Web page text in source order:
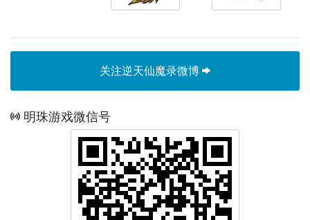
关注逆天仙魔录微博
明珠游戏微信号